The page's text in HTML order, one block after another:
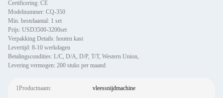
Certificering: CE
Modelnummer: CQ-350
Min. bestelaantal: 1 set
Prijs: USD3500-3200set
Verpakking Details: houten kast
Levertijd: 8-10 werkdagen
Betalingscondities: L/C, D/A, D/P, T/T, Western Union,
Levering vermogen: 200 stuks per maand
1Productnaam: vleessnijdmachine